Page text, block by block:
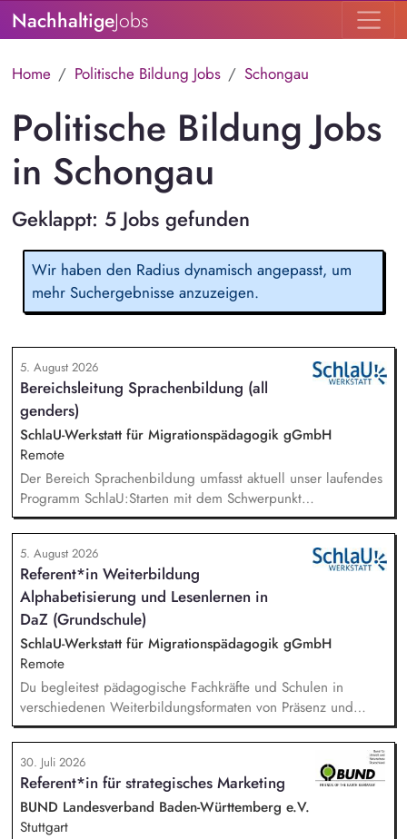
NachhaltigeJobs
Home Politische Bildung Jobs Schongau
Politische Bildung Jobs
in Schongau
Geklappt: 5 Jobs gefunden
Wir haben den Radius dynamisch angepasst, um
mehr Suchergebnisse anzuzeigen.
5. August 2026
Bereichsleitung Sprachenbildung (all
genders)
SchlaU-Werkstatt für Migrationspädagogik gGmbH
Remote
Der Bereich Sprachenbildung umfasst aktuell unser laufendes
Programm SchlaU:Starten mit dem Schwerpunkt
"Alphabetisierung in DaZ für die Grundschule" sowie
zukünftig weitere auf Unterrichtsmaterial bezogene Projekte
mit den Schwerpunkten sprachensensibles und
rassismuskritisches Deutschlernen von der Grundschule bis in
die Berufliche Bildung. Der Bereich Sprachenbildung
entwickelt in seinen Projekten dazu zielgruppengerechte und
innovative Unterrichtsmaterialien und begleitet pädagogische
Fachkräfte mit daran angeschlossenen
Weiterbildungsangeboten online wie offline.
5. August 2026
Referent*in Weiterbildung
Alphabetisierung und Lesenlernen in
DaZ (Grundschule)
SchlaU-Werkstatt für Migrationspädagogik gGmbH
Remote
Du begleitest pädagogische Fachkräfte und Schulen in
verschiedenen Weiterbildungsformaten von Präsenz und
Online-Workshops bis hin zu pädogischen Tagen und erstellst
Online-Selbstlernkurse für unsere Plattform schlau-lernen.org.
Die inhaltlichen Schwerpunkte liegen dabei auf den
Bereichen Lesen lernen, Mehrsprachigkeitsbewusstsein und
Alphabetisierung in der Grundschule.
30. Juli 2026
Referent*in für strategisches Marketing
BUND Landesverband Baden-Württemberg e.V.
Stuttgart